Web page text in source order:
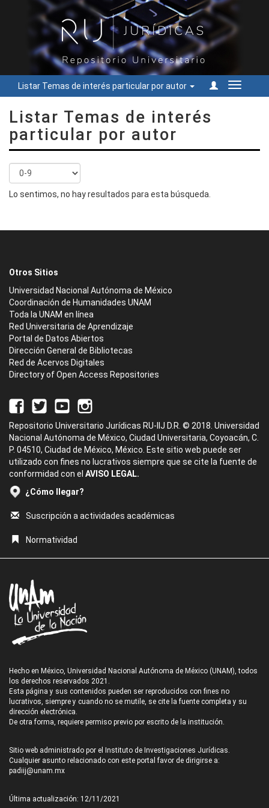
Listar Temas de interés particular por autor
Cambiar
Listar Temas de interés
particular por autor
Lo sentimos, no hay resultados para esta búsqueda.
Otros Sitios
Universidad Nacional Autónoma de México
Coordinación de Humanidades UNAM
Toda la UNAM en línea
Red Universitaria de Aprendizaje
Portal de Datos Abiertos
Dirección General de Bibliotecas
Red de Acervos Digitales
Directory of Open Access Repositories
Repositorio Universitario Jurídicas RU-IIJ D.R. © 2018. Universidad
Nacional Autónoma de México, Ciudad Universitaria, Coyoacán, C.
P. 04510, Ciudad de México, México. Este sitio web puede ser
utilizado con fines no lucrativos siempre que se cite la fuente de
conformidad con el AVISO LEGAL.
¿Cómo llegar?
Suscripción a actividades académicas
Normatividad
Hecho en México, Universidad Nacional Autónoma de México (UNAM), todos
los derechos reservados 2021.
Esta página y sus contenidos pueden ser reproducidos con fines no
lucrativos, siempre y cuando no se mutile, se cite la fuente completa y su
dirección electrónica.
De otra forma, requiere permiso previo por escrito de la institución.
Sitio web administrado por el Instituto de Investigaciones Jurídicas.
Cualquier asunto relacionado con este portal favor de dirigirse a:
padiij@unam.mx
Última actualización: 12/11/2021